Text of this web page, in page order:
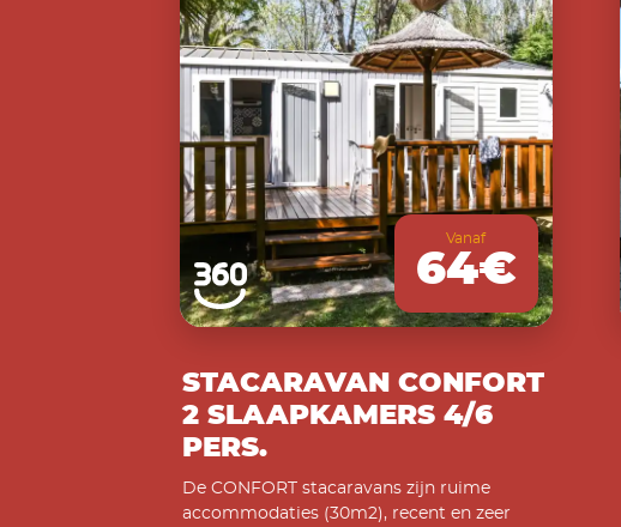
Vanaf
64€
STACARAVAN CONFORT
2 SLAAPKAMERS 4/6
PERS.
De CONFORT stacaravans zijn ruime
accommodaties (30m2), recent en zeer